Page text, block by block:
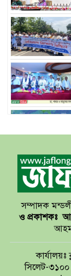
সম্পাদক
ও প্রকাশকঃ
কার্যালয়ঃ
সিলেট-